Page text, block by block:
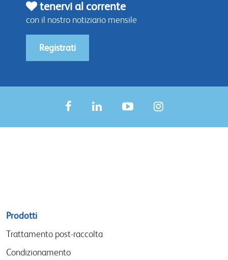
tenervi al corrente
con il nostro notiziario mensile
Registrati
Sitemap
menu
Prodotti
Trattamento post-raccolta
Condizionamento